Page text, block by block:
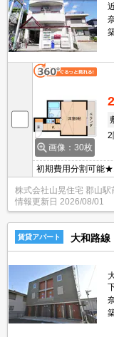
画像：30枚
2
初期費用分割可能
ト2.5帖付きですの
初期費用もやさし
すよ～！スーパー
んね(^^♪
株式会社山晃住宅 郡山駅
情報更新日 2026/08/01
賃貸アパート 大和路線